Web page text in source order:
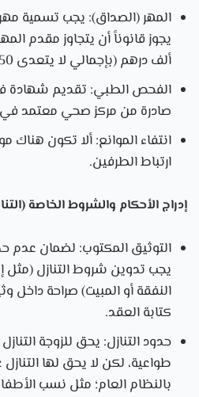
المهر (الصداق): يجب تسمية
ألف درهم (بإجمالي لا يتعدى 50 ألف درهم للمواطنين).
الفحص الطبي: تقديم شهادة
صادرة من مركز صحي معتمد في
انتفاء الموانع: ألا تكون هناك
ارتباط الطرفين.
إدراج الأحكام والشروط الخاصة
التوثيق المكتوب: لضمان عدم
يجب تدوين شروط التنازل(مثل
النفقة أو المبيت) صراحة داخل
كتابة العقد.
حدود التنازل: يحق للزوجة
طواعية، لكن لا يحق لها
بالنظام العام؛ مثل نسب